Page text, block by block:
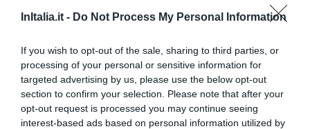
InItalia.it - Do Not Process My Personal Information
If you wish to opt-out of the sale, sharing to third parties, or
processing of your personal or sensitive information for
targeted advertising by us, please use the below opt-out
section to confirm your selection. Please note that after your
opt-out request is processed you may continue seeing
interest-based ads based on personal information utilized by
Doppia uso Singola 1 MOSTRA TARIFFE
Completamente ristrutturato il Baia Hotel dispone di 57 camere
insonorizzate, con aria condizionata indipendente, frigobar, TV al plasma e
offre ai propri ospiti tutti i comfort di una struttura ricettiva moderna.
Dalle Junior Suite è possibile ammirare il panorama durante un rilassante
bagno in Jacuzzi.